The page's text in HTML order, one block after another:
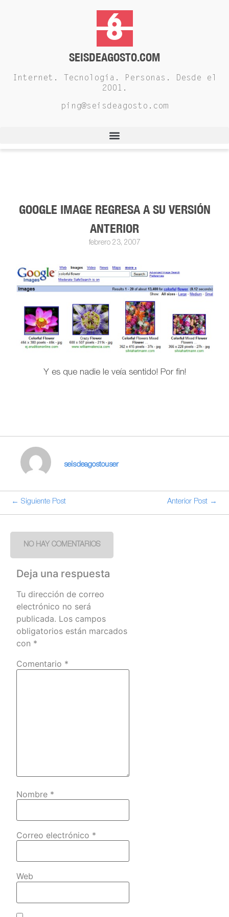
SEISDEAGOSTO.COM
Internet. Tecnología. Personas. Desde el
2001.
ping@seisdeagosto.com
GOOGLE IMAGE REGRESA A SU VERSIÓN
ANTERIOR
febrero 23, 2007
Y es que nadie le veía sentido! Por fin!
seisdeagostouser
← Siguiente Post Anterior Post →
NO HAY COMENTARIOS
Deja una respuesta
Tu dirección de correo
electrónico no será
publicada. Los campos
obligatorios están marcados
con *
Comentario *
Nombre *
Correo electrónico *
Web